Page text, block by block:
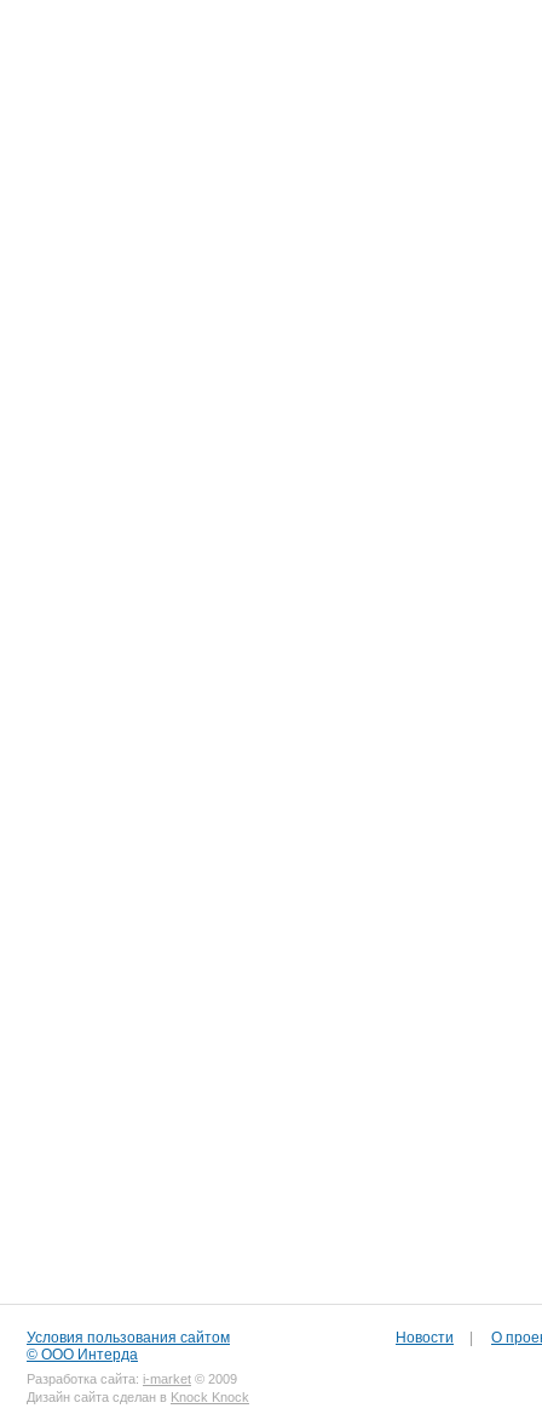
Условия пользования сайтом
© ООО Интерда
Разработка сайта: i-market © 2009
Дизайн сайта сделан в Knock Knock
Новости О